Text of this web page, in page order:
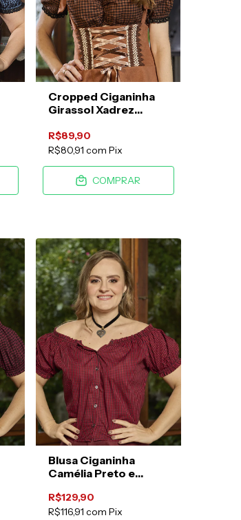
Cropped Ciganinha
Girassol Xadrez
R$89,90
R$80,91 com Pix
COMPRAR
Blusa Ciganinha
Camélia Preto e
R$129,90
R$116,91 com Pix